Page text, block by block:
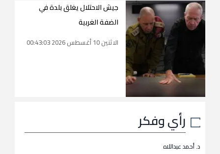
جيش الاحتلال يغلق بلدة في
الضفة الغربية
الاثنين 10 أغسطس 2026 00:43:03
رأي وفكر
د. أحمد عبداللاه